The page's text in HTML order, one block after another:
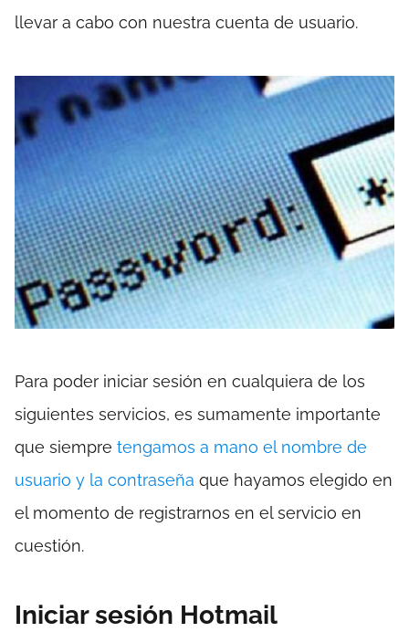
llevar a cabo con nuestra cuenta de usuario.
Para poder iniciar sesión en cualquiera de los
siguientes servicios, es sumamente importante
que siempre tengamos a mano el nombre de
usuario y la contraseña que hayamos elegido en
el momento de registrarnos en el servicio en
cuestión.
Iniciar sesión Hotmail